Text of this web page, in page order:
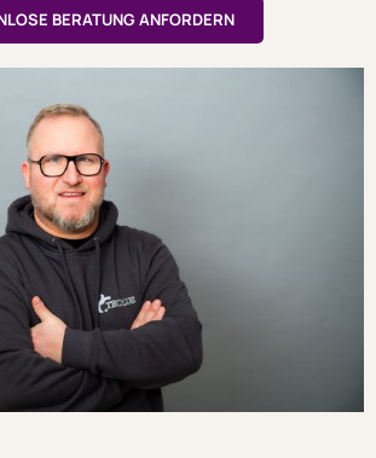
BERATUNG ANFORDERN